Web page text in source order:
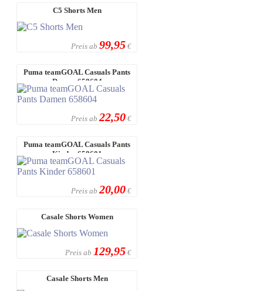
C5 Shorts Men
Preis ab 99,95 €
Puma teamGOAL Casuals Pants
Damen 658604
Preis ab 22,50 €
Puma teamGOAL Casuals Pants
Kinder 658601
Preis ab 20,00 €
Casale Shorts Women
Preis ab 129,95 €
Casale Shorts Men